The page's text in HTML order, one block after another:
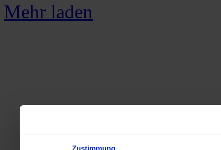
Zustimmung
Mehr laden